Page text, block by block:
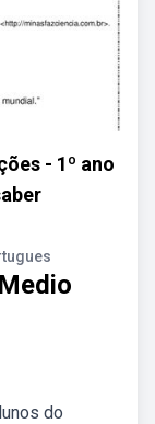
- 1º ano
do